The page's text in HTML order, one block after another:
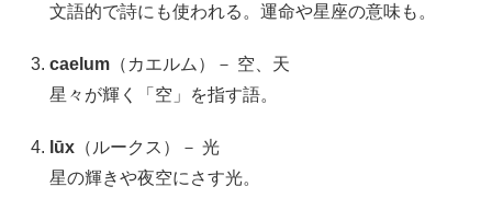
文語的で詩にも使われる。運命や星座の意味も。
caelum （カエルム）－ 空、天
星々が輝く「空」を指す語。
lūx （ルークス）－ 光
星の輝きや夜空にさす光。